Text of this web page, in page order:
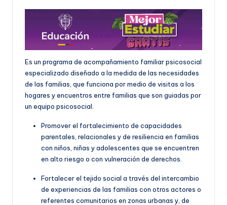
Es un programa de acompañamiento familiar psicosocial
especializado diseñado a la medida de las necesidades
de las familias, que funciona por medio de visitas a los
hogares y encuentros entre familias que son guiadas por
un equipo psicosocial.
Promover el fortalecimiento de capacidades
parentales, relacionales y de resiliencia en familias
con niños, niñas y adolescentes que se encuentren
en alto riesgo o con vulneración de derechos.
Fortalecer el tejido social a través del intercambio
de experiencias de las familias con otros actores o
referentes comunitarios en zonas urbanas y, de